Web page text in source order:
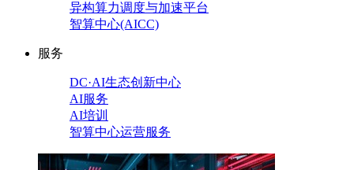
异构算力调度与加速平台
智算中心(AICC)
服务
DC·AI生态创新中心
AI服务
AI培训
智算中心运营服务